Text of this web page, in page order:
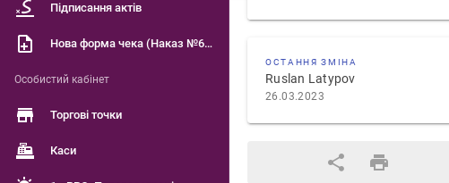
Підписання актів
Нова форма чека (Наказ №601)
Особистий кабінет
Торгові точки
Каси
ОСТАННЯ ЗМІНА
Ruslan Latypov
26.03.2023